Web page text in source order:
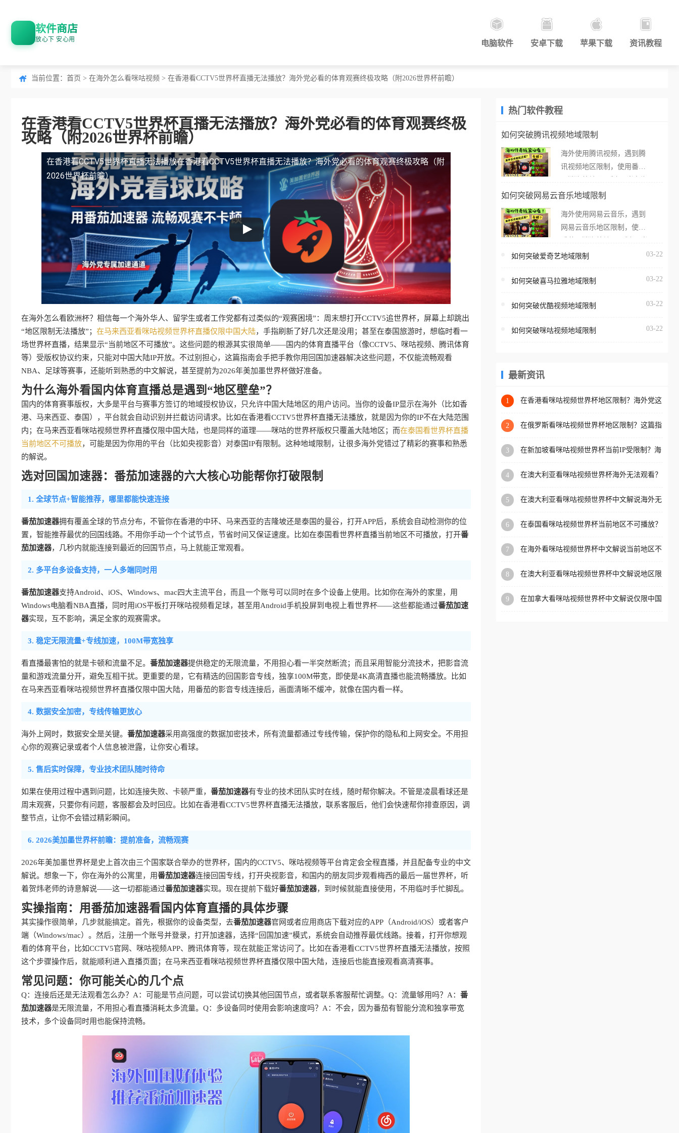
软件商店
放心下 安心用 电脑软件 安卓下载 苹果下载 资讯教程
当前位置： 首页 > 在海外怎么看咪咕视频 > 在香港看CCTV5世界杯直播无法播放？海外党必看的体育观赛终极攻略（附2026世界杯前瞻）
在香港看CCTV5世界杯直播无法播放？海外党必看的体育观赛终极
攻略（附2026世界杯前瞻）
在香港看CCTV5世界杯直播无法播放在香港看CCTV5世界杯直播无法播放？海外党必看的体育观赛终极攻略（附
2026世界杯前瞻）
在海外怎么看欧洲杯？相信每一个海外华人、留学生或者工作党都有过类似的“观赛困境”：周末想打开CCTV5追世界杯，屏幕上却跳出
“地区限制无法播放”； 在马来西亚看咪咕视频世界杯直播仅限中国大陆，手指刷新了好几次还是没用；甚至在泰国旅游时，想临时看一
场世界杯直播，结果显示“当前地区不可播放”。这些问题的根源其实很简单——国内的体育直播平台（像CCTV5、咪咕视频、腾讯体育
等）受版权协议约束，只能对中国大陆IP开放。不过别担心，这篇指南会手把手教你用回国加速器解决这些问题，不仅能流畅观看
NBA、足球等赛事，还能听到熟悉的中文解说，甚至提前为2026年美加墨世界杯做好准备。
为什么海外看国内体育直播总是遇到“地区壁垒”？
国内的体育赛事版权，大多是平台与赛事方签订的地域授权协议，只允许中国大陆地区的用户访问。当你的设备IP显示在海外（比如香
港、马来西亚、泰国），平台就会自动识别并拦截访问请求。比如在香港看CCTV5世界杯直播无法播放，就是因为你的IP不在大陆范围
内；在马来西亚看咪咕视频世界杯直播仅限中国大陆，也是同样的道理——咪咕的世界杯版权只覆盖大陆地区；而在泰国看世界杯直播
当前地区不可播放，可能是因为你用的平台（比如央视影音）对泰国IP有限制。这种地域限制，让很多海外党错过了精彩的赛事和熟悉
的解说。
选对回国加速器：番茄加速器的六大核心功能帮你打破限制
1. 全球节点+智能推荐，哪里都能快速连接
番茄加速器拥有覆盖全球的节点分布，不管你在香港的中环、马来西亚的吉隆坡还是泰国的曼谷，打开APP后，系统会自动检测你的位
置，智能推荐最优的回国线路。不用你手动一个个试节点，节省时间又保证速度。比如在泰国看世界杯直播当前地区不可播放，打开番
茄加速器，几秒内就能连接到最近的回国节点，马上就能正常观看。
2. 多平台多设备支持，一人多端同时用
番茄加速器支持Android、iOS、Windows、mac四大主流平台，而且一个账号可以同时在多个设备上使用。比如你在海外的家里，用
Windows电脑看NBA直播，同时用iOS平板打开咪咕视频看足球，甚至用Android手机投屏到电视上看世界杯——这些都能通过番茄加速
器实现，互不影响，满足全家的观赛需求。
3. 稳定无限流量+专线加速，100M带宽独享
看直播最害怕的就是卡顿和流量不足。 番茄加速器提供稳定的无限流量，不用担心看一半突然断流；而且采用智能分流技术，把影音流
量和游戏流量分开，避免互相干扰。更重要的是，它有精选的回国影音专线，独享100M带宽，即使是4K高清直播也能流畅播放。比如
在马来西亚看咪咕视频世界杯直播仅限中国大陆，用番茄的影音专线连接后，画面清晰不缓冲，就像在国内看一样。
4. 数据安全加密，专线传输更放心
海外上网时，数据安全是关键。 番茄加速器采用高强度的数据加密技术，所有流量都通过专线传输，保护你的隐私和上网安全。不用担
心你的观赛记录或者个人信息被泄露，让你安心看球。
5. 售后实时保障，专业技术团队随时待命
如果在使用过程中遇到问题，比如连接失败、卡顿严重， 番茄加速器有专业的技术团队实时在线，随时帮你解决。不管是凌晨看球还是
周末观赛，只要你有问题，客服都会及时回应。比如在香港看CCTV5世界杯直播无法播放，联系客服后，他们会快速帮你排查原因，调
整节点，让你不会错过精彩瞬间。
6. 2026美加墨世界杯前瞻：提前准备，流畅观赛
2026年美加墨世界杯是史上首次由三个国家联合举办的世界杯，国内的CCTV5、咪咕视频等平台肯定会全程直播，并且配备专业的中文
解说。想象一下，你在海外的公寓里，用番茄加速器连接回国专线，打开央视影音，和国内的朋友同步观看梅西的最后一届世界杯，听
着贺炜老师的诗意解说——这一切都能通过番茄加速器实现。现在提前下载好番茄加速器，到时候就能直接使用，不用临时手忙脚乱。
实操指南：用番茄加速器看国内体育直播的具体步骤
其实操作很简单，几步就能搞定。首先，根据你的设备类型，去番茄加速器官网或者应用商店下载对应的APP（Android/iOS）或者客户
端（Windows/mac）。然后，注册一个账号并登录，打开加速器，选择“回国加速”模式，系统会自动推荐最优线路。接着，打开你想观
看的体育平台，比如CCTV5官网、咪咕视频APP、腾讯体育等，现在就能正常访问了。比如在香港看CCTV5世界杯直播无法播放，按照
这个步骤操作后，就能顺利进入直播页面；在马来西亚看咪咕视频世界杯直播仅限中国大陆，连接后也能直接观看高清赛事。
常见问题：你可能关心的几个点
Q：连接后还是无法观看怎么办？A：可能是节点问题，可以尝试切换其他回国节点，或者联系客服帮忙调整。Q：流量够用吗？A： 番
茄加速器是无限流量，不用担心看直播消耗太多流量。Q：多设备同时使用会影响速度吗？A：不会，因为番茄有智能分流和独享带宽
技术，多个设备同时用也能保持流畅。
热门软件教程
如何突破腾讯视频地域限制
海外使用腾讯视频，遇到腾
讯视频地区限制，使用番茄
外打开腾讯视频，却突然弹
地区无法播放”的提示语。
海外用户如香港、澳门、台
亚、欧洲等国家和地区时，
台一样，出现地区及版权限
地区播放。 遇到这个问题的
区工作、留学、定居等，都
权限制所困扰。
如何突破网易云音乐地域限制
海外使用网易云音乐，遇到
网易云音乐地区限制，使用
在海外打开网易云音乐，却
所在的地区无法播放”的提示
门、台湾、美国、加拿大、
区时，网易云音乐也会像其
回国加速器，即可解决「海
版权限制」的问题，无论人
国、加拿大、澳大利亚、欧
学、定居等，都可以使用，
扰。
如何突破爱奇艺地域限制 03-22
如何突破喜马拉雅地域限制 03-22
如何突破优酷视频地域限制 03-22
如何突破咪咕视频地域限制 03-22
最新资讯
1
在香港看咪咕视频世界杯地区限制？海外党这
2
在俄罗斯看咪咕视频世界杯地区限制？这篇指
3
在新加坡看咪咕视频世界杯当前IP受限制？海
4
在澳大利亚看咪咕视频世界杯海外无法观看？
5
在澳大利亚看咪咕视频世界杯中文解说海外无
6
在泰国看咪咕视频世界杯当前地区不可播放？
7
在海外看咪咕视频世界杯中文解说当前地区不
8
在澳大利亚看咪咕视频世界杯中文解说地区限
9
在加拿大看咪咕视频世界杯中文解说仅限中国